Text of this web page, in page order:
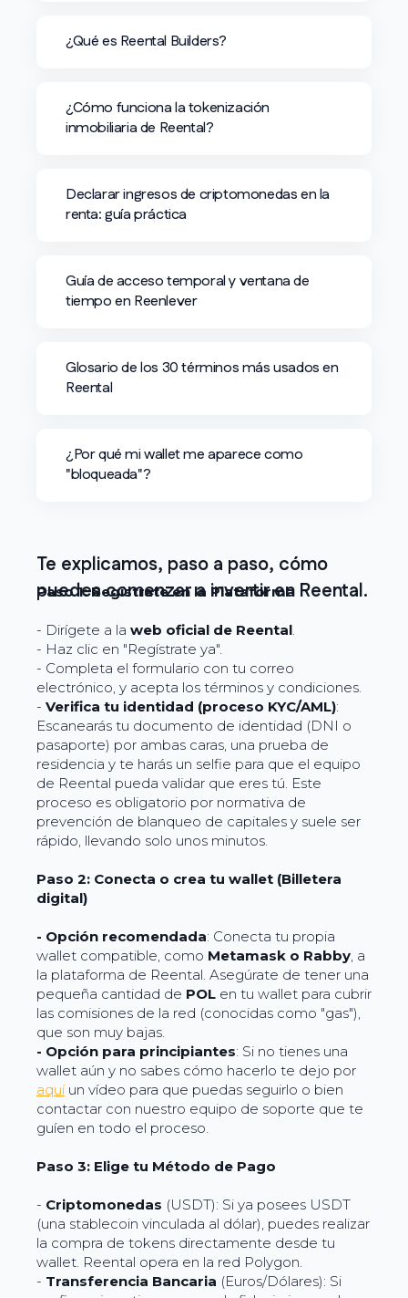
¿Qué es Reental Builders?
¿Cómo funciona la tokenización
inmobiliaria de Reental?
Declarar ingresos de criptomonedas en la
renta: guía práctica
Guía de acceso temporal y ventana de
tiempo en Reenlever
Glosario de los 30 términos más usados en
Reental
¿Por qué mi wallet me aparece como
"bloqueada"?
Te explicamos, paso a paso, cómo
puedes comenzar a invertir en Reental.
Paso 1: Regístrate en la Plataforma
- Dirígete a la web oficial de Reental.
- Haz clic en "Regístrate ya".
- Completa el formulario con tu correo
electrónico, y acepta los términos y condiciones.
- Verifica tu identidad (proceso KYC/AML):
Escanearás tu documento de identidad (DNI o
pasaporte) por ambas caras, una prueba de
residencia y te harás un selfie para que el equipo
de Reental pueda validar que eres tú. Este
proceso es obligatorio por normativa de
prevención de blanqueo de capitales y suele ser
rápido, llevando solo unos minutos.
Paso 2: Conecta o crea tu wallet (Billetera
digital)
- Opción recomendada: Conecta tu propia
wallet compatible, como Metamask o Rabby, a
la plataforma de Reental. Asegúrate de tener una
pequeña cantidad de POL en tu wallet para cubrir
las comisiones de la red (conocidas como "gas"),
que son muy bajas.
- Opción para principiantes: Si no tienes una
wallet aún y no sabes cómo hacerlo te dejo por
aquíun vídeo para que puedas seguirlo o bien
contactar con nuestro equipo de soporte que te
guíen en todo el proceso.
Paso 3: Elige tu Método de Pago
- Criptomonedas (USDT): Si ya posees USDT
(una stablecoin vinculada al dólar), puedes realizar
la compra de tokens directamente desde tu
wallet. Reental opera en la red Polygon.
- Transferencia Bancaria (Euros/Dólares): Si